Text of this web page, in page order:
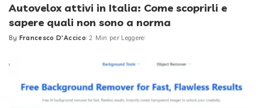
Autovelox attivi in Italia: Come scoprirli e
sapere quali non sono a norma
Posted
By Francesco D'Accico 2 Min per Leggere